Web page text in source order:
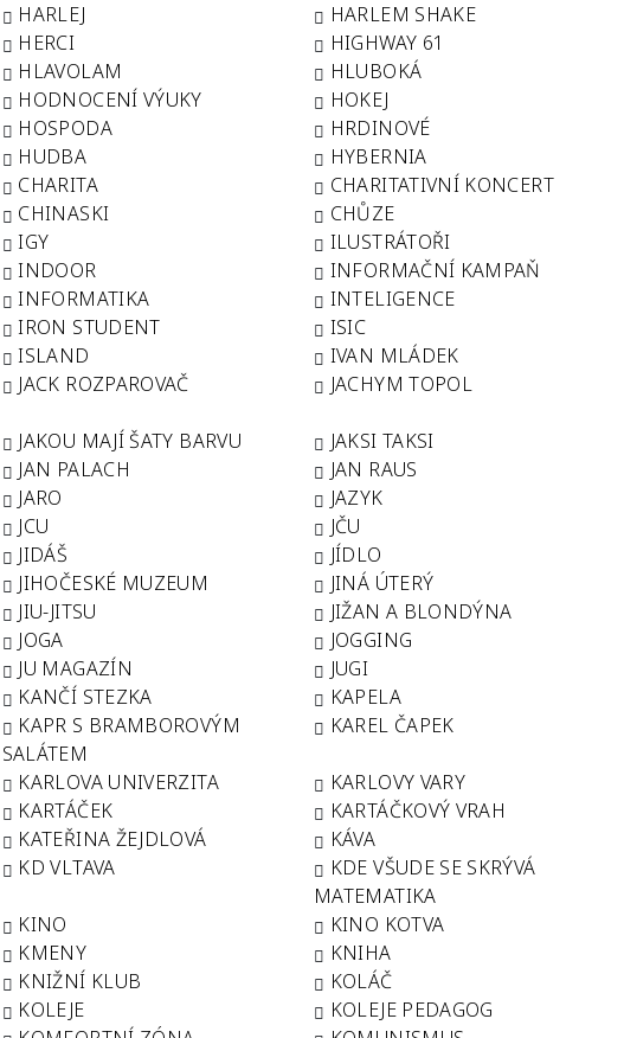
HARLEJ HARLEM SHAKE
HERCI HIGHWAY 61
HLAVOLAM HLUBOKÁ
HODNOCENÍ VÝUKY HOKEJ
HOSPODA HRDINOVÉ
HUDBA HYBERNIA
CHARITA CHARITATIVNÍ KONCERT
CHINASKI CHŮZE
IGY ILUSTRÁTOŘI
INDOOR INFORMAČNÍ KAMPAŇ
INFORMATIKA INTELIGENCE
IRON STUDENT ISIC
ISLAND IVAN MLÁDEK
JACK ROZPAROVAČ JACHYM TOPOL
JAKOU MAJÍ ŠATY BARVU JAKSI TAKSI
JAN PALACH JAN RAUS
JARO JAZYK
JCU JČU
JIDÁŠ JÍDLO
JIHOČESKÉ MUZEUM JINÁ ÚTERÝ
JIU-JITSU JIŽAN A BLONDÝNA
JOGA JOGGING
JU MAGAZÍN JUGI
KANČÍ STEZKA KAPELA
KAPR S BRAMBOROVÝM
SALÁTEM
KAREL ČAPEK
KARLOVA UNIVERZITA KARLOVY VARY
KARTÁČEK KARTÁČKOVÝ VRAH
KATEŘINA ŽEJDLOVÁ KÁVA
KD VLTAVA
KDE VŠUDE SE SKRÝVÁ
MATEMATIKA
KINO KINO KOTVA
KMENY KNIHA
KNIŽNÍ KLUB KOLÁČ
KOLEJE KOLEJE PEDAGOG